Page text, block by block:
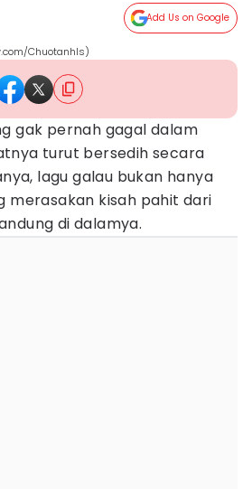
Add Us on Google
Chuotanhls)
gak pernah gagal dalam
turut bersedih secara
lagu galau bukan hanya
merasakan kisah pahit dari
di dalamya.